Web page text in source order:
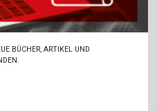
BÜCHER, ARTIKEL UND